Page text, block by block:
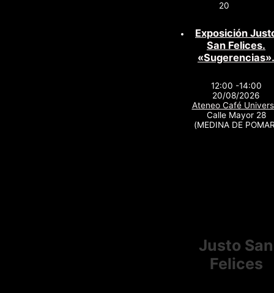
20
Exposición
San Felices.
«Sugerencias».
12:00 -14:00
20/08/2026
Ateneo Café
Calle Mayor 28
(MEDINA DE
Justo San
Felices